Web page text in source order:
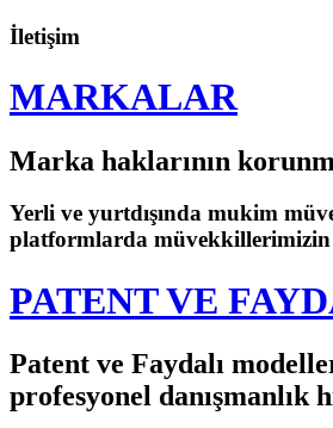
İletişim
MARKALAR
Marka haklarının
Yerli ve yurtdışında mukim
platformlarda müvekkillerimizin
PATENT VE
Patent ve Faydalı
profesyonel danışmanlık